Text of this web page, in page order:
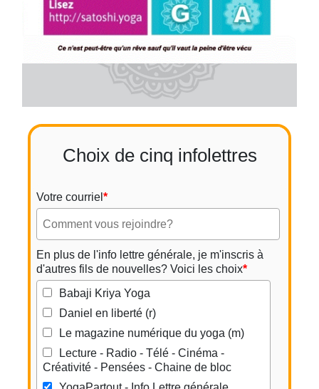
Choix de cinq infolettres
Votre courriel *
En plus de l'info lettre générale, je m'inscris à
d'autres fils de nouvelles? Voici les choix*
Babaji Kriya Yoga
Daniel en liberté (r)
Le magazine numérique du yoga (m)
Lecture - Radio - Télé - Cinéma -
Créativité - Pensées - Chaine de bloc